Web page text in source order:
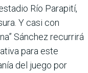
Río Parapití,
Y casi con
Sánchez recurrirá
para este
del juego por